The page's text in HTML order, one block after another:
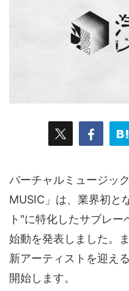
BitStar（ぶいらい
アミューズメント イベ
グルメ ゲーム コス
ソーシャルVR デジモノ
仮想通貨/NFT
バーチャルミュージッ
MUSIC」は、業界初と
ト"に特化したサブレ
始動を発表しました。
新アーティストを迎え
開始します。